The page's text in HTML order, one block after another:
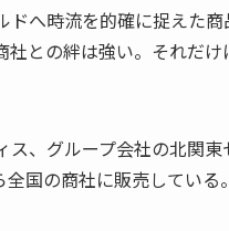
へ時流を的確に捉えた
社との絆は強い。それだ
、グループ会社の北関
国の商社に販売している。